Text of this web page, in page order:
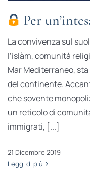
Per
La convivenza sul
l’islàm, comunità
Mar Mediterraneo,
del continente.
che sovente
un reticolo di
immigrati, [...]
21 Dicembre 2019
Leggi di più